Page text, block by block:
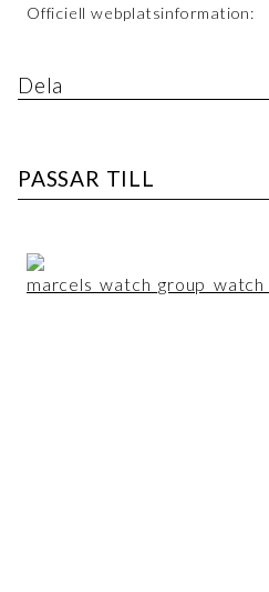
Officiell webplatsinformation:
Dela
PASSAR TILL